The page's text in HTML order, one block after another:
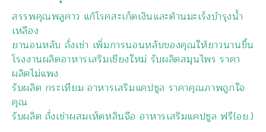
สรรพคุณพลูคาว แก้โรคสะเก็ดเงินและต้านมะเร็งบำรุงน้ำ
เหลือง
ยานอนหลับ ถั่งเช่า เพิ่มการนอนหลับของคุณให้ยาวนานขึ้น
โรงงานผลิตอาหารเสริมเชียงใหม่ รับผลิตสมุนไพร ราคา
ผลิตไม่แพง
รับผลิต กระเทียม อาหารเสริมแคปซูล ราคาคุณภาพถูกใจ
คุณ
รับผลิต ถั่งเช่าผสมเห็ดหลินจือ อาหารเสริมแคปซูล ฟรี(อย.)